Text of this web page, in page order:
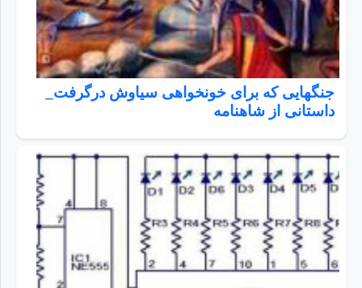
جنگهایی که برای خونخواهی سیاوش درگرفت_
داستانی از شاهنامه